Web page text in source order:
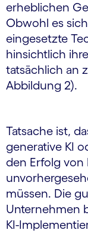
erheblichen
Obwohl es
eingesetzte
hinsichtlich
tatsächlich an
Abbildung 2).
Tatsache ist,
generative KI
den Erfolg von
müssen. Die
Unternehmen
KI-